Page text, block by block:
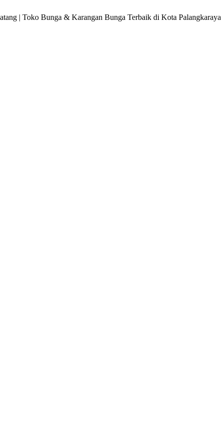
| Toko Bunga & Karangan Bunga Terbaik di Kota Palangkaraya